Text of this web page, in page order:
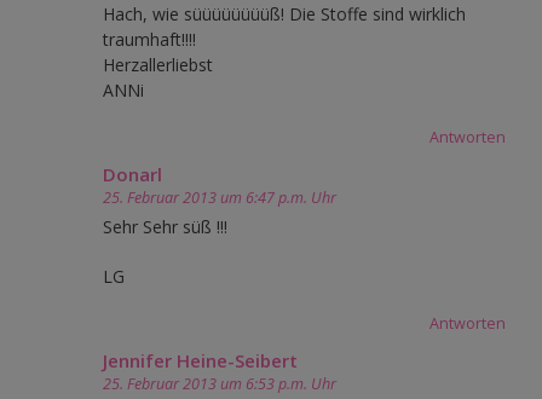
Hach, wie süüüüüüüüß! Die Stoffe sind wirklich
traumhaft!!!!
Herzallerliebst
ANNi
Antworten
Donarl
25. Februar 2013 um 6:47 p.m. Uhr
Sehr Sehr süß !!!
LG
Antworten
Jennifer Heine-Seibert
25. Februar 2013 um 6:53 p.m. Uhr